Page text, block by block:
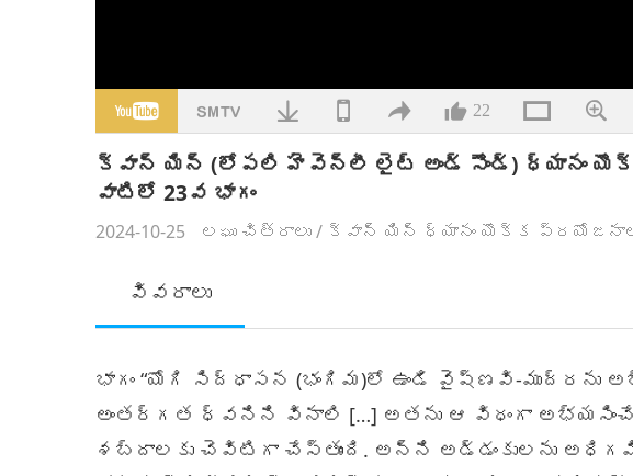
22
క్వాన్ యిన్ (లోపలి హెవెన్లీ లైట్ అండ్ సౌండ్) ధ్యానం
వాటిలో 23వ భాగం
2024-10-25 లఘు చిత్రాలు/ క్వాన్ యిన్ ధ్యానం యొక్క
వివరాలు
భాగం “యోగి సిద్ధాసన (భంగిమ)లో ఉండి వైష్ణవి-ముద్రను
అంతర్గత ధ్వనిని వినాలి […] అతను ఆ విధంగా
శబ్దాలకు చెవిటిగా చేస్తుంది. అన్ని అడ్డంకులను